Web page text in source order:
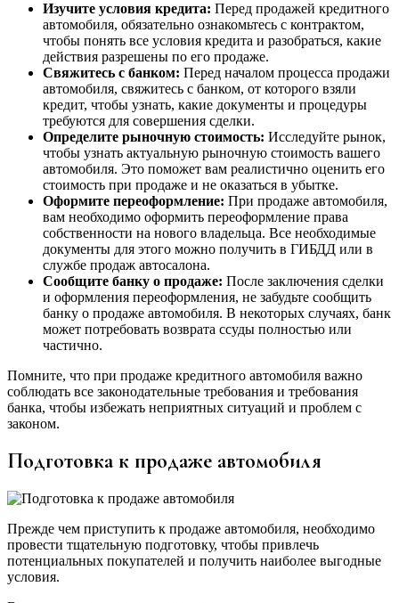
Изучите условия кредита: Перед продажей кредитного
автомобиля, обязательно ознакомьтесь с контрактом,
чтобы понять все условия кредита и разобраться, какие
действия разрешены по его продаже.
Свяжитесь с банком: Перед началом процесса продажи
автомобиля, свяжитесь с банком, от которого взяли
кредит, чтобы узнать, какие документы и процедуры
требуются для совершения сделки.
Определите рыночную стоимость: Исследуйте рынок,
чтобы узнать актуальную рыночную стоимость вашего
автомобиля. Это поможет вам реалистично оценить его
стоимость при продаже и не оказаться в убытке.
Оформите переоформление: При продаже автомобиля,
вам необходимо оформить переоформление права
собственности на нового владельца. Все необходимые
документы для этого можно получить в ГИБДД или в
службе продаж автосалона.
Сообщите банку о продаже: После заключения сделки
и оформления переоформления, не забудьте сообщить
банку о продаже автомобиля. В некоторых случаях, банк
может потребовать возврата ссуды полностью или
частично.
Помните, что при продаже кредитного автомобиля важно
соблюдать все законодательные требования и требования
банка, чтобы избежать неприятных ситуаций и проблем с
законом.
Подготовка к продаже автомобиля
Прежде чем приступить к продаже автомобиля, необходимо
провести тщательную подготовку, чтобы привлечь
потенциальных покупателей и получить наиболее выгодные
условия.